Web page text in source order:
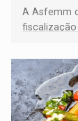
A Asfemm